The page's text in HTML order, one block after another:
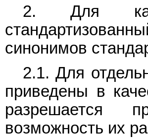
2. Для
синонимов
2.1. Для
приведены в
разрешается
возможность их